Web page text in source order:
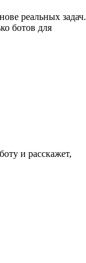
реальных задач.
ботов для
и расскажет,